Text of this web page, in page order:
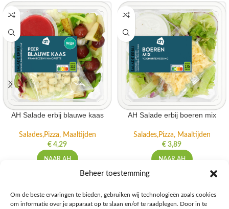
Beheer toestemming
Om de beste ervaringen te bieden, gebruiken wij technologieën zoals cookies
om informatie over je apparaat op te slaan en/of te raadplegen. Door in te
AH Salade erbij blauwe kaas
Salades,Pizza, Maaltijden
€ 4,29
NAAR AH
AH Salade erbij boeren mix
Salades,Pizza, Maaltijden
€ 3,89
NAAR AH
Ontdek de beste keto-vriendelijke keuzes van Albert Heijn, verrijk je